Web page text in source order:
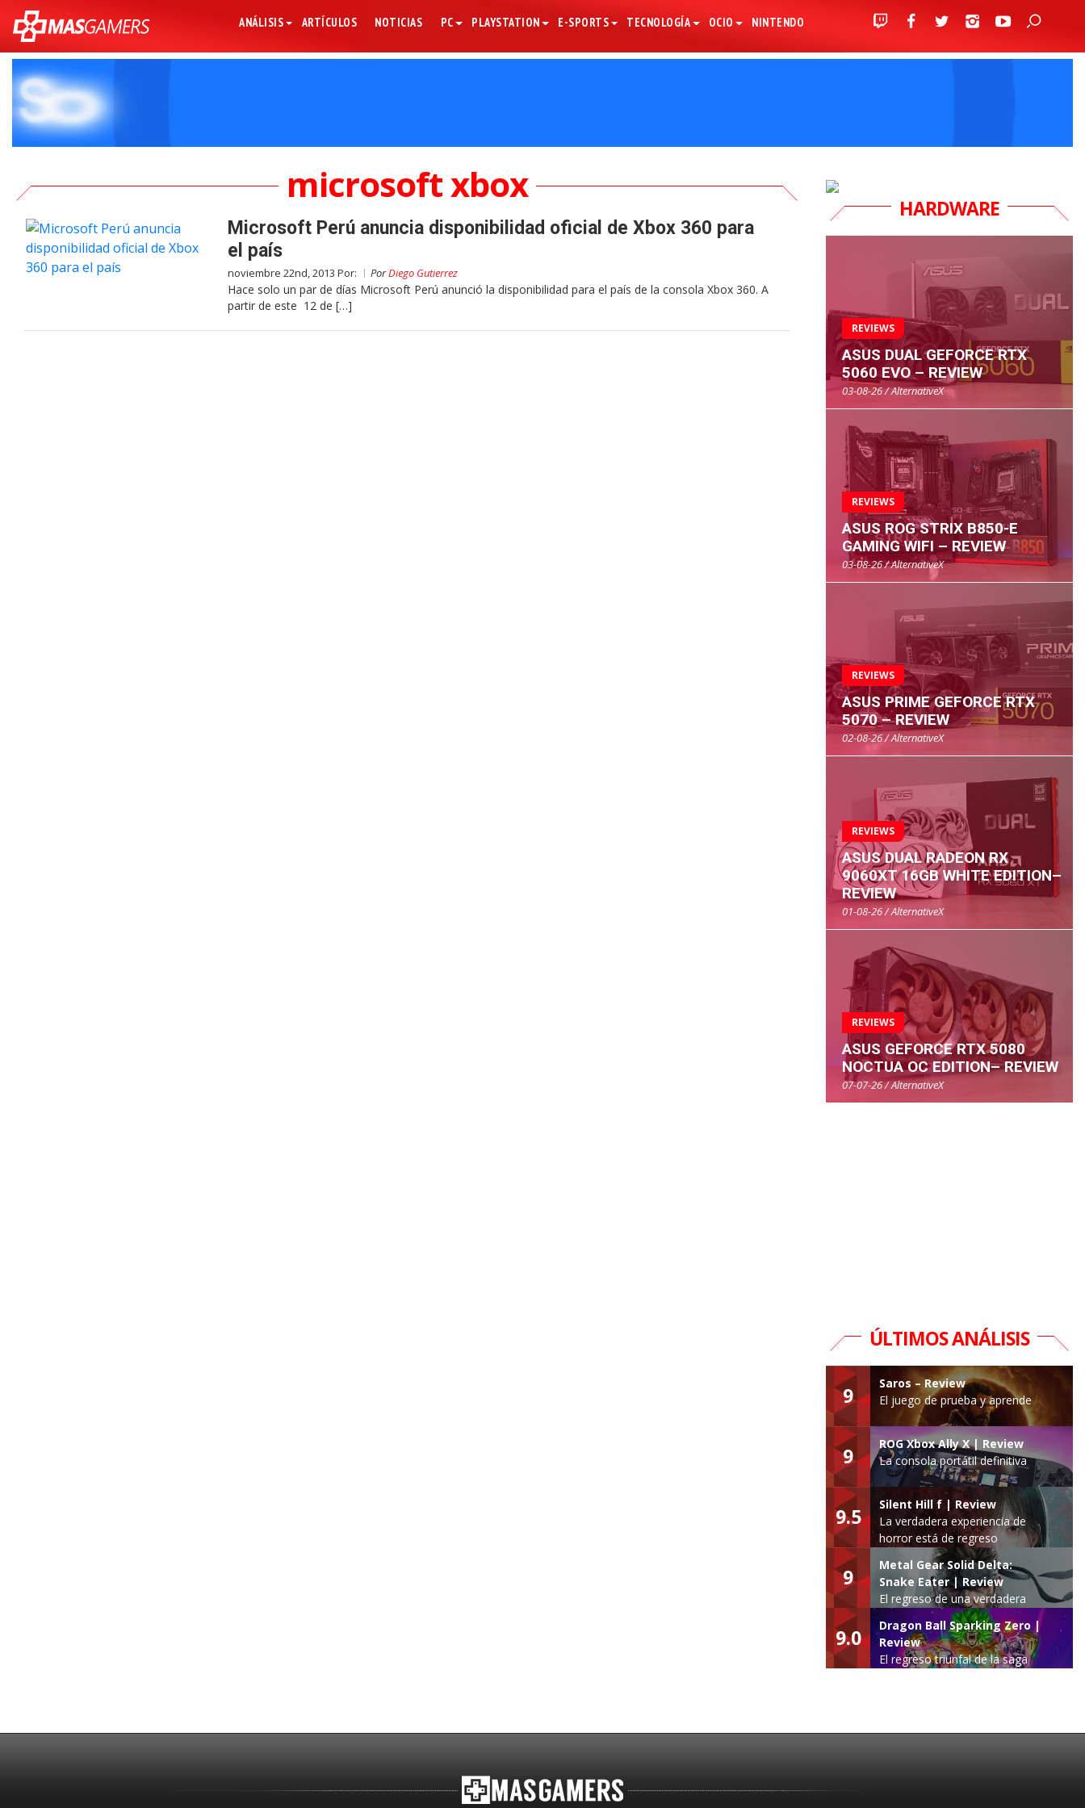
ANÁLISIS ARTÍCULOS NOTICIAS PC PLAYSTATION E-SPORTS TECNOLOGÍA OCIO NINTENDO
microsoft xbox
Microsoft Perú anuncia disponibilidad oficial de Xbox 360 para
el país
noviembre 22nd, 2013 Por: PorDiego Gutierrez
Hace solo un par de días Microsoft Perú anunció la disponibilidad para el país de la consola Xbox 360. A
partir de este 12 de […]
HARDWARE
REVIEWS
ASUS DUAL GEFORCE RTX
5060 EVO – REVIEW
03-08-26 / AlternativeX
REVIEWS
ASUS ROG STRIX B850-E
GAMING WIFI – REVIEW
03-08-26 / AlternativeX
REVIEWS
ASUS PRIME GEFORCE RTX
5070 – REVIEW
02-08-26 / AlternativeX
REVIEWS
ASUS DUAL RADEON RX
9060XT 16GB WHITE EDITION–
REVIEW
01-08-26 / AlternativeX
REVIEWS
ASUS GEFORCE RTX 5080
NOCTUA OC EDITION– REVIEW
07-07-26 / AlternativeX
ÚLTIMOS ANÁLISIS
9
Saros – Review
El juego de prueba y aprende
9
ROG Xbox Ally X | Review
La consola portátil definitiva
9.5
Silent Hill f | Review
La verdadera experiencia de
horror está de regreso
9
Metal Gear Solid Delta:
Snake Eater | Review
El regreso de una verdadera
leyenda
9.0
Dragon Ball Sparking Zero |
Review
El regreso triunfal de la saga